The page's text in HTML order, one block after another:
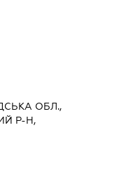
ОБЛ.,
Р-Н,